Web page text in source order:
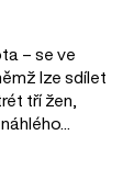
– se ve
lze sdílet
tří žen,